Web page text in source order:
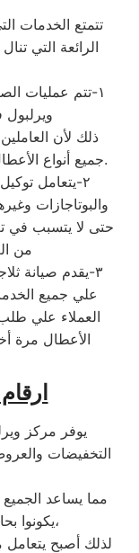
تتمتع الخدمات
الرائعة التي
١-تتم عمليات
ذلك لأن
جميع أنواع الأعطال، ذلك دون أن يستغرقوا مدة زمنية طويلة.
٢-يتعامل
والبوتاجازات
حتى لا يتسبب في
من
٣-يقدم صيانة ثلاجات ويرلبول
علي جميع
العملاء علي
الأعطال مرة
يوفر مركز
التخفيضات
مما يساعد
يكونوا بحاجة إلى إنفاق قدر كبير من أموالهم،
لذلك أصبح